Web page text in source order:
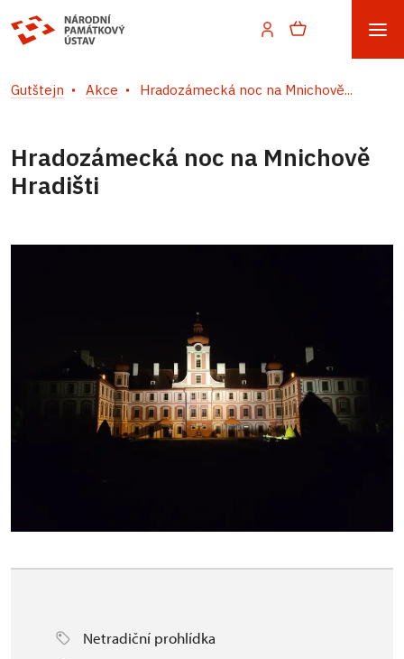
Gutštejn Akce Hradozámecká noc na Mnichově...
Hradozámecká noc na Mnichově
Hradišti
Netradiční prohlídka